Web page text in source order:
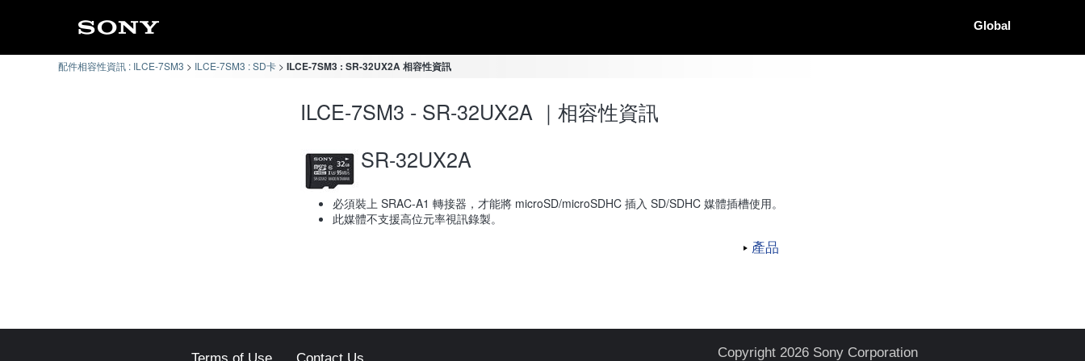
Global
配件相容性資訊 : ILCE-7SM3 ILCE-7SM3 : SD卡 ILCE-7SM3 : SR-32UX2A 相容性資訊
ILCE-7SM3 - SR-32UX2A ｜相容性資訊
SR-32UX2A
必須裝上 SRAC-A1 轉接器，才能將 microSD/microSDHC 插入 SD/SDHC 媒體插槽使用。
此媒體不支援高位元率視訊錄製。
產品
Copyright 2026 Sony Corporation